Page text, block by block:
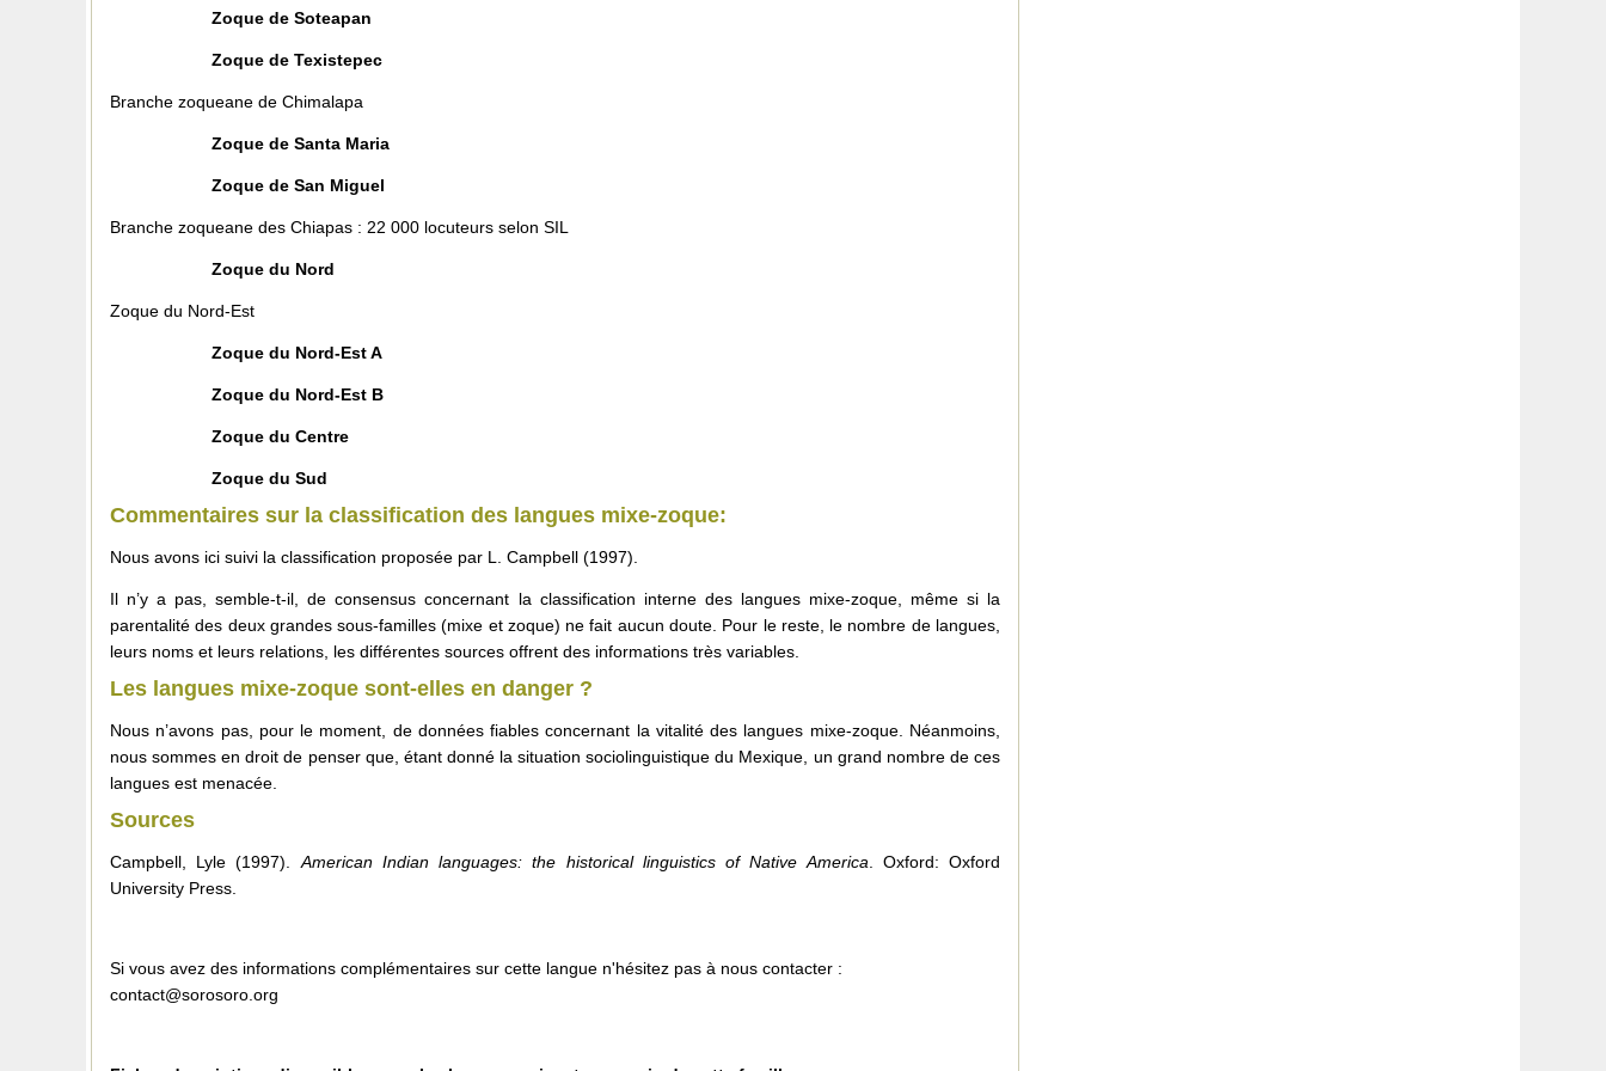
Zoque de Soteapan
Zoque de Texistepec
Branche zoqueane de Chimalapa
Zoque de Santa Maria
Zoque de San Miguel
Branche zoqueane des Chiapas : 22 000 locuteurs selon SIL
Zoque du Nord
Zoque du Nord-Est
Zoque du Nord-Est A
Zoque du Nord-Est B
Zoque du Centre
Zoque du Sud
Commentaires sur la classification des langues mixe-zoque:
Nous avons ici suivi la classification proposée par L. Campbell (1997).
Il n’y a pas, semble-t-il, de consensus concernant la classification interne des langues mixe-zoque, même si la
parentalité des deux grandes sous-familles (mixe et zoque) ne fait aucun doute. Pour le reste, le nombre de langues,
leurs noms et leurs relations, les différentes sources offrent des informations très variables.
Les langues mixe-zoque sont-elles en danger ?
Nous n’avons pas, pour le moment, de données fiables concernant la vitalité des langues mixe-zoque. Néanmoins,
nous sommes en droit de penser que, étant donné la situation sociolinguistique du Mexique, un grand nombre de ces
langues est menacée.
Sources
Campbell, Lyle (1997). American Indian languages: the historical linguistics of Native America . Oxford: Oxford
University Press.
Si vous avez des informations complémentaires sur cette langue n'hésitez pas à nous contacter :
contact@sorosoro.org